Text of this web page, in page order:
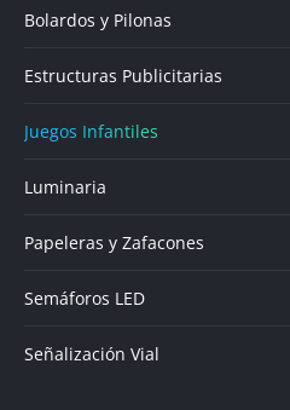
Bolardos y Pilonas
Estructuras Publicitarias
Juegos Infantiles
Luminaria
Papeleras y Zafacones
Semáforos LED
Señalización Vial